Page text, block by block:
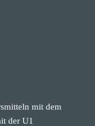
mit dem
der U1